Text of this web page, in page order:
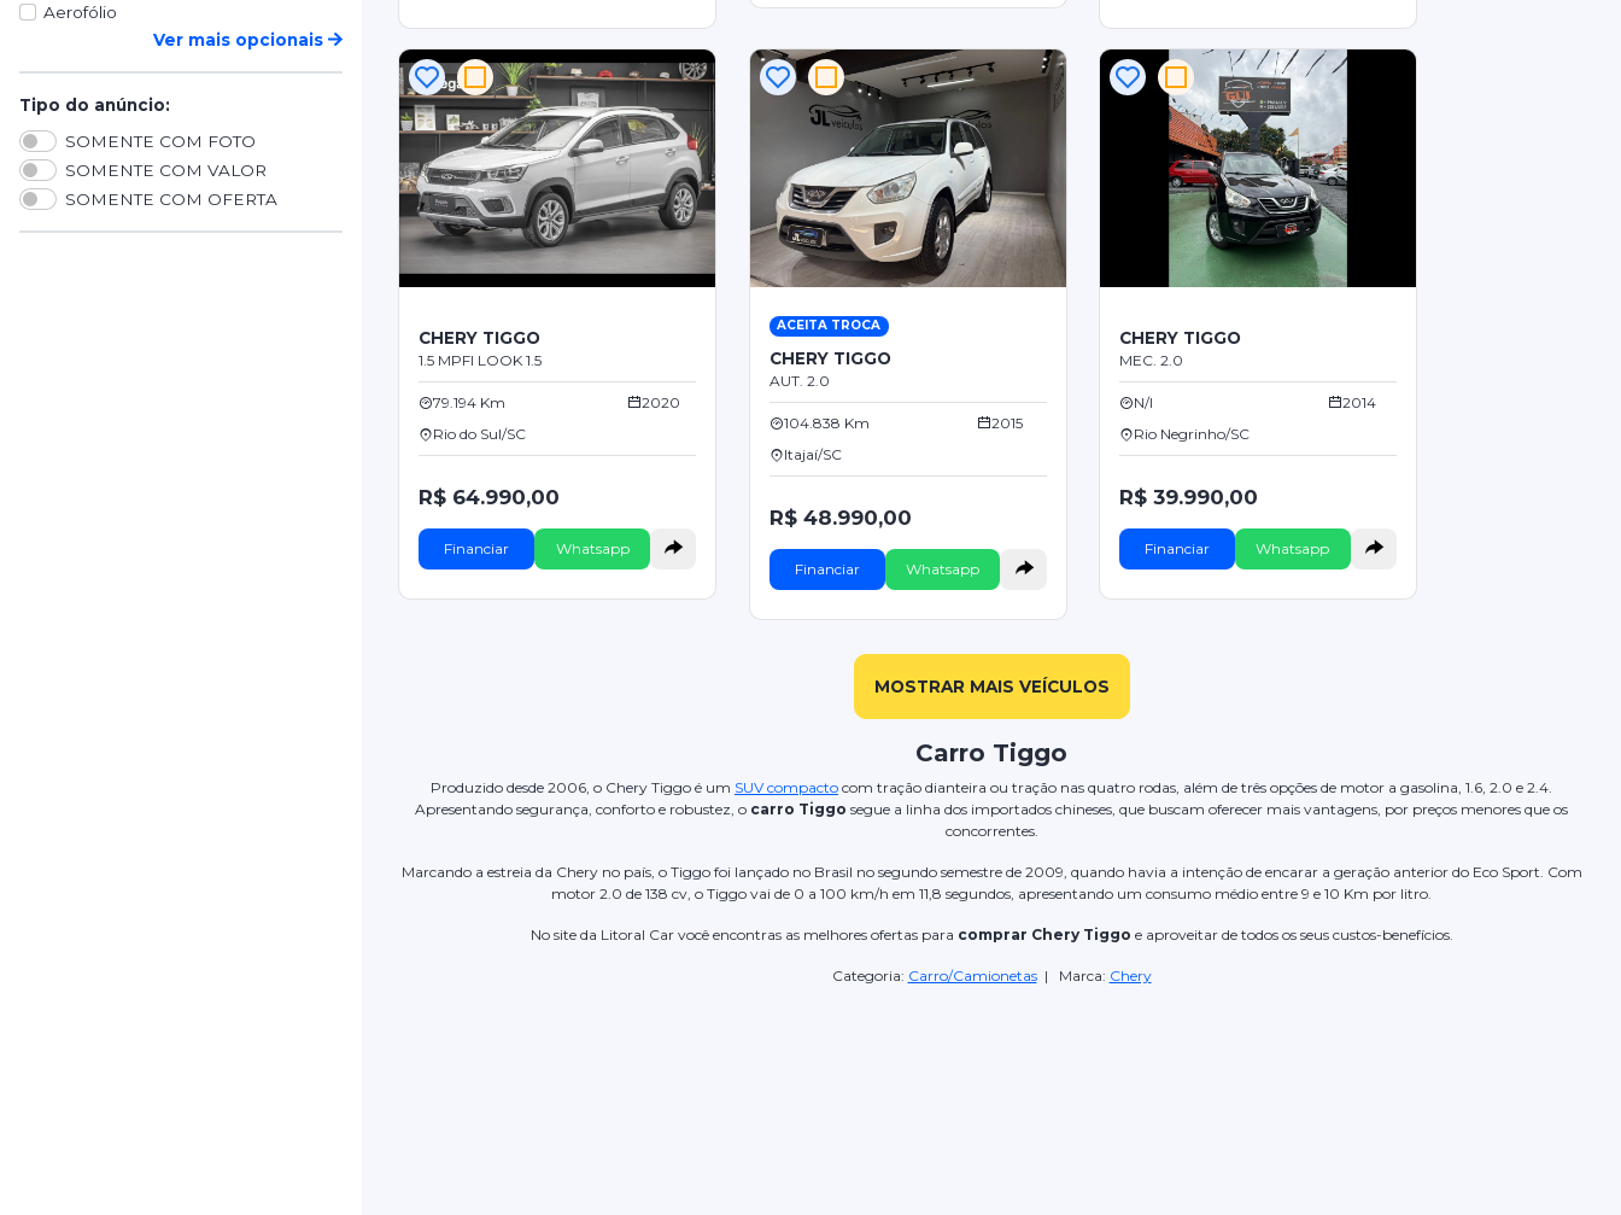
Aerofólio
Ver mais opcionais
Tipo do anúncio:
SOMENTE COM FOTO
SOMENTE COM VALOR
SOMENTE COM OFERTA
CHERY TIGGO
1.5 MPFI LOOK 1.5
79.194 Km
2020
Rio do Sul/SC
R$ 64.990,00
Financiar Whatsapp
ACEITA TROCA
CHERY TIGGO
AUT. 2.0
104.838 Km
2015
Itajaí/SC
R$ 48.990,00
Financiar Whatsapp
CHERY TIGGO
MEC. 2.0
N/I
2014
Rio Negrinho/SC
R$ 39.990,00
Financiar Whatsapp
MOSTRAR MAIS VEÍCULOS
Carro Tiggo
Produzido desde 2006, o Chery Tiggo é um SUV compacto com tração dianteira ou tração nas quatro rodas, além de três opções de motor a gasolina, 1.6, 2.0 e 2.4.
Apresentando segurança, conforto e robustez, o carro Tiggo segue a linha dos importados chineses, que buscam oferecer mais vantagens, por preços menores que os
concorrentes.
Marcando a estreia da Chery no país, o Tiggo foi lançado no Brasil no segundo semestre de 2009, quando havia a intenção de encarar a geração anterior do Eco Sport. Com
motor 2.0 de 138 cv, o Tiggo vai de 0 a 100 km/h em 11,8 segundos, apresentando um consumo médio entre 9 e 10 Km por litro.
No site da Litoral Car você encontras as melhores ofertas para comprar Chery Tiggo e aproveitar de todos os seus custos-benefícios.
Categoria: Carro/Camionetas| Marca: Chery